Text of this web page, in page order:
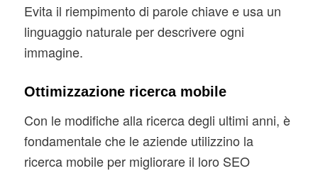
Evita il riempimento di parole chiave e usa un
linguaggio naturale per descrivere ogni
immagine.
Ottimizzazione ricerca mobile
Con le modifiche alla ricerca degli ultimi anni, è
fondamentale che le aziende utilizzino la
ricerca mobile per migliorare il loro SEO